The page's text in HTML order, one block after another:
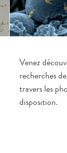
Venez
recherches
travers les
disposition.